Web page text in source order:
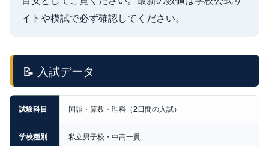
イトや模試で必ず確認してください。
📝 入試データ
試験科目 国語・算数・理科（2日間の入試）
学校種別 私立男子校・中高一貫